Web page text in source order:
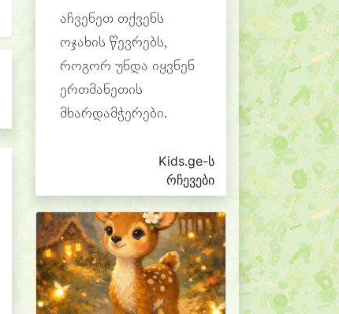
აჩვენეთ თქვენს
ოჯახის წევრებს,
როგორ უნდა იყვნენ
ერთმანეთის
მხარდამჭერები.
Kids.ge-ს
რჩევები